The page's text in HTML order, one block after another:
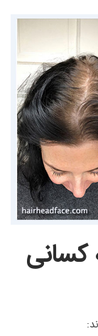
کسانی